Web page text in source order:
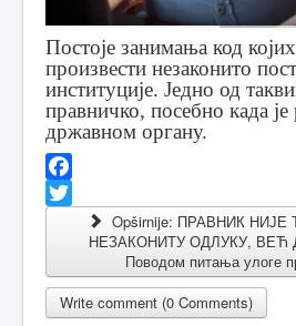
Постоје занимања код
произвести незаконито
институције. Једно од
правничко, посебно када
државном органу.
Facebook
Opširnije: ПРАВНИК
НЕЗАКОНИТУ ОДЛУКУ, ВЕЋ
Поводом питања улоге
Write comment (0 Comments)